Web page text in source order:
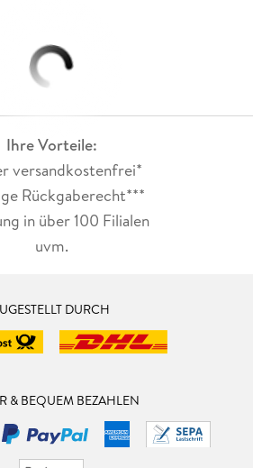
Ihre Vorteile:
versandkostenfrei*
Rückgaberecht***
in über 100 Filialen
uvm.
DURCH
& BEQUEM BEZAHLEN